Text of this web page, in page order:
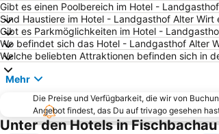
Gibt es einen Poolbereich im Hotel -
Sind Haustiere im Hotel - Landgasthof Alter Wirt
Gibt es Parkmöglichkeiten im Hotel -
Wo befindet sich das Hotel - Landgasthof Alter
Welche beliebten Attraktionen befinden sich in
Mehr
Die Preise und Verfügbarkeit, die wir von
Angebot findest, das Du auf trivago gesehen
Unter den Hotels in